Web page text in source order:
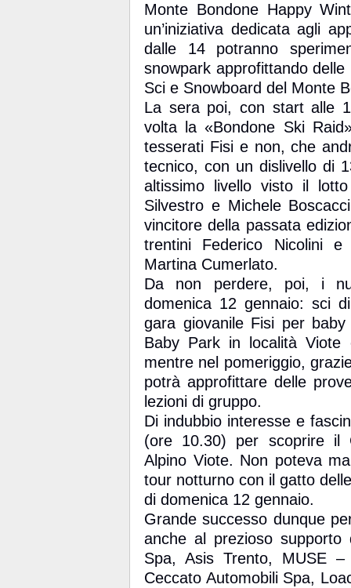
Monte Bondone Happy
un’iniziativa dedicata agli
dalle 14 potranno
snowpark approfittando
Sci e Snowboard del Monte
La sera poi, con start alle
volta la «Bondone Ski
tesserati Fisi e non, che
tecnico, con un dislivello di
altissimo livello visto il
Silvestro e Michele
vincitore della passata
trentini Federico Nicolini
Martina Cumerlato.
Da non perdere, poi, i
domenica 12 gennaio: sci
gara giovanile Fisi per
Baby Park in località Viote
mentre nel pomeriggio,
potrà approfittare delle
lezioni di gruppo.
Di indubbio interesse e
(ore 10.30) per scoprire il
Alpino Viote. Non poteva
tour notturno con il gatto
di domenica 12 gennaio.
Grande successo dunque
anche al prezioso
Spa, Asis Trento, MUSE
Ceccato Automobili Spa,